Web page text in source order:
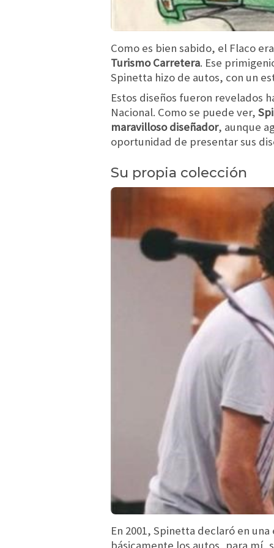
Como es bien sabido, el Flaco
Turismo Carretera. Ese
Spinetta hizo de autos, con un
Estos diseños fueron revelados
Nacional. Como se puede ver,
maravilloso diseñador, aunque
oportunidad de presentar sus
Su propia colección
En 2001, Spinetta declaró en